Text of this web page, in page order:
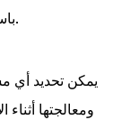
باستراتيجيات أفضل للتخطيط المالي والتسعير.
يمكن تحديد أي
ومعالجتها